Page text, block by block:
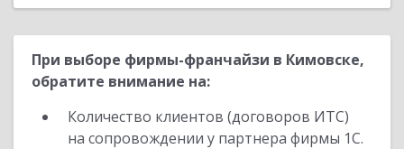
При выборе фирмы-франчайзи в Кимовске,
обратите внимание на:
Количество клиентов (договоров ИТС)
на сопровождении у партнера фирмы 1С.